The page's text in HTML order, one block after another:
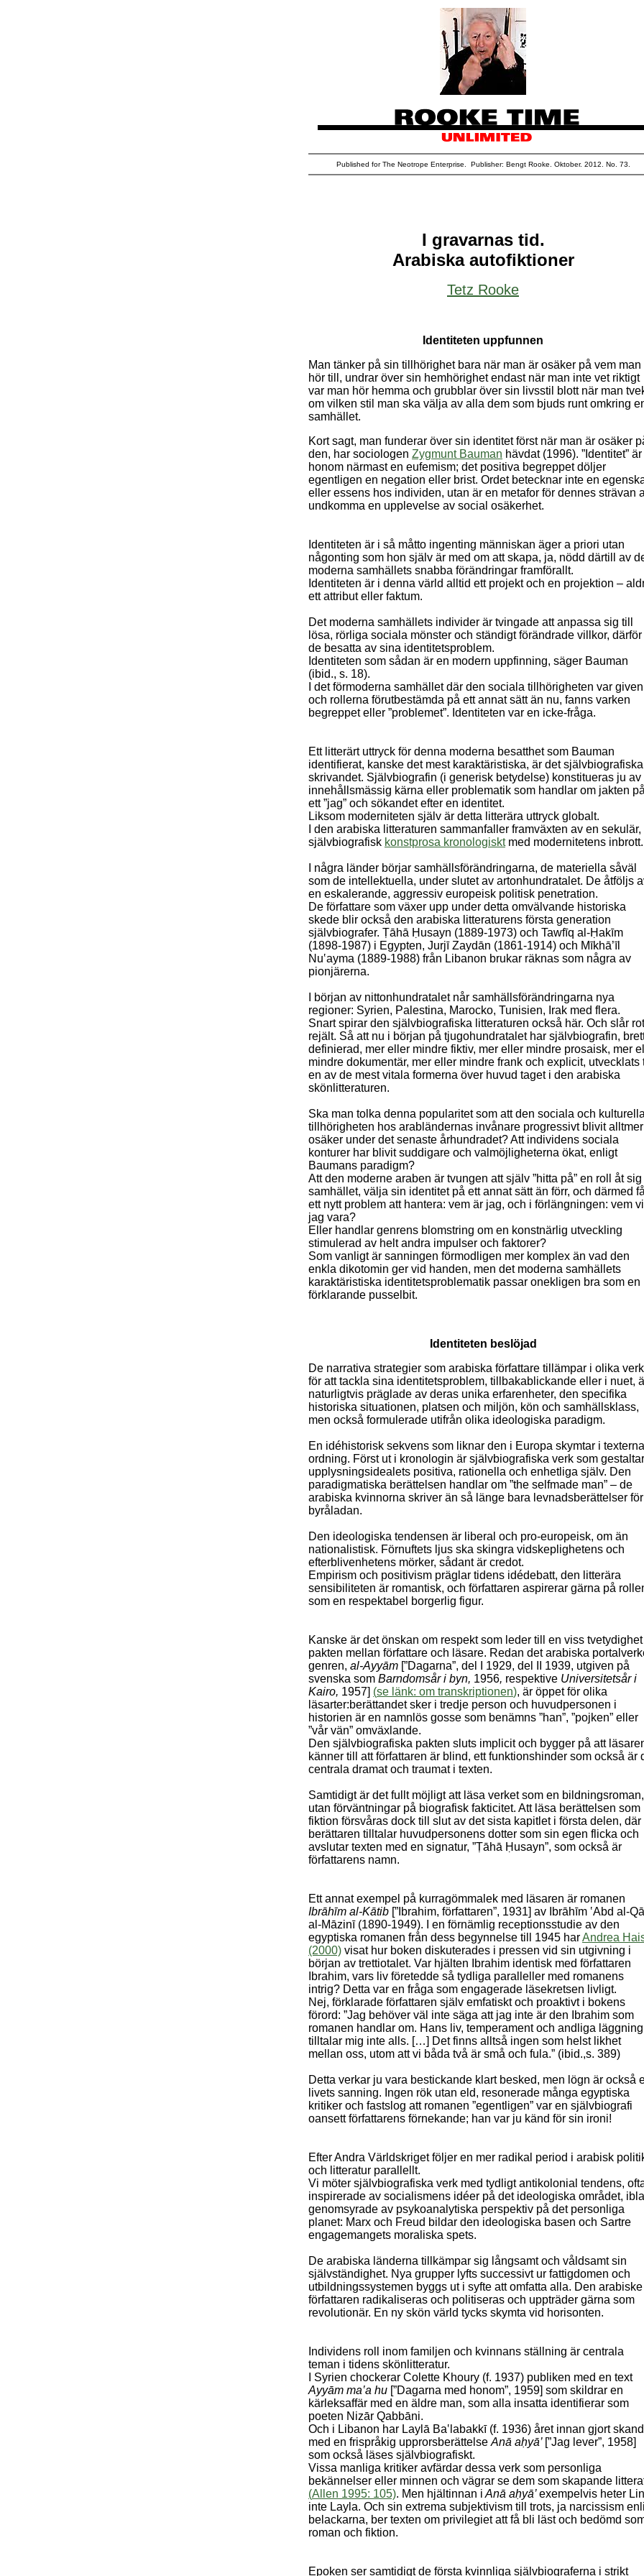
Published for The Neotrope Enterprise. Publisher: Bengt Rooke. Oktober. 2012. No. 73.
I gravarnas tid.
Arabiska autofiktioner
Tetz Rooke
Identiteten uppfunnen
Man tänker på sin tillhörighet bara när man är osäker på vem man
hör till, undrar över sin hemhörighet endast när man inte vet riktigt
var man hör hemma och grubblar över sin livsstil blott när man
om vilken stil man ska välja av alla dem som bjuds runt omkring
samhället.
Kort sagt, man funderar över sin identitet först när man är osäker
den, har sociologen Zygmunt Bauman hävdat (1996). ”Identitet”
honom närmast en eufemism; det positiva begreppet döljer
egentligen en negation eller brist. Ordet betecknar inte en
eller essens hos individen, utan är en metafor för dennes strävan
undkomma en upplevelse av social osäkerhet.
Identiteten är i så måtto ingenting människan äger a priori utan
någonting som hon själv är med om att skapa, ja, nödd därtill av
moderna samhällets snabba förändringar framförallt.
Identiteten är i denna värld alltid ett projekt och en projektion –
ett attribut eller faktum.
Det moderna samhällets individer är tvingade att anpassa sig till
lösa, rörliga sociala mönster och ständigt förändrade villkor, därför
de besatta av sina identitetsproblem.
Identiteten som sådan är en modern uppfinning, säger Bauman
(ibid., s. 18).
I det förmoderna samhället där den sociala tillhörigheten var given
och rollerna förutbestämda på ett annat sätt än nu, fanns varken
begreppet eller ”problemet”. Identiteten var en icke-fråga.
Ett litterärt uttryck för denna moderna besatthet som Bauman
identifierat, kanske det mest karaktäristiska, är det självbiografiska
skrivandet. Självbiografin (i generisk betydelse) konstitueras ju av
innehållsmässig kärna eller problematik som handlar om jakten på
ett ”jag” och sökandet efter en identitet.
Liksom moderniteten själv är detta litterära uttryck globalt.
I den arabiska litteraturen sammanfaller framväxten av en sekulär,
självbiografisk konstprosa kronologisktmed modernitetens inbrott.
I några länder börjar samhällsförändringarna, de materiella såväl
som de intellektuella, under slutet av artonhundratalet. De åtföljs
en eskalerande, aggressiv europeisk politisk penetration.
De författare som växer upp under detta omvälvande historiska
skede blir också den arabiska litteraturens första generation
självbiografer. Ṭāhā Ḥusayn (1889-1973) och Tawfīq al-Ḥakīm
(1898-1987) i Egypten, Jurjī Zaydān (1861-1914) och Mīkhā’īl
Nu‛ayma (1889-1988) från Libanon brukar räknas som några av
pionjärerna.
I början av nittonhundratalet når samhällsförändringarna nya
regioner: Syrien, Palestina, Marocko, Tunisien, Irak med flera.
Snart spirar den självbiografiska litteraturen också här. Och slår
rejält. Så att nu i början på tjugohundratalet har självbiografin,
definierad, mer eller mindre fiktiv, mer eller mindre prosaisk, mer
mindre dokumentär, mer eller mindre frank och explicit, utvecklats
en av de mest vitala formerna över huvud taget i den arabiska
skönlitteraturen.
Ska man tolka denna popularitet som att den sociala och kulturella
tillhörigheten hos arabländernas invånare progressivt blivit alltmer
osäker under det senaste århundradet? Att individens sociala
konturer har blivit suddigare och valmöjligheterna ökat, enligt
Baumans paradigm?
Att den moderne araben är tvungen att själv ”hitta på” en roll åt sig
samhället, välja sin identitet på ett annat sätt än förr, och därmed
ett nytt problem att hantera: vem är jag, och i förlängningen: vem vill
jag vara?
Eller handlar genrens blomstring om en konstnärlig utveckling
stimulerad av helt andra impulser och faktorer?
Som vanligt är sanningen förmodligen mer komplex än vad den
enkla dikotomin ger vid handen, men det moderna samhällets
karaktäristiska identitetsproblematik passar onekligen bra som en
förklarande pusselbit.
Identiteten beslöjad
De narrativa strategier som arabiska författare tillämpar i olika verk
för att tackla sina identitetsproblem, tillbakablickande eller i nuet,
naturligtvis präglade av deras unika erfarenheter, den specifika
historiska situationen, platsen och miljön, kön och samhällsklass,
men också formulerade utifrån olika ideologiska paradigm.
En idéhistorisk sekvens som liknar den i Europa skymtar i
ordning. Först ut i kronologin är självbiografiska verk som gestaltar
upplysningsidealets positiva, rationella och enhetliga själv. Den
paradigmatiska berättelsen handlar om ”the selfmade man” – de
arabiska kvinnorna skriver än så länge bara levnadsberättelser för
byråladan.
Den ideologiska tendensen är liberal och pro-europeisk, om än
nationalistisk. Förnuftets ljus ska skingra vidskeplighetens och
efterblivenhetens mörker, sådant är credot.
Empirism och positivism präglar tidens idédebatt, den litterära
sensibiliteten är romantisk, och författaren aspirerar gärna på
som en respektabel borgerlig figur.
Kanske är det önskan om respekt som leder till en viss tvetydighet
pakten mellan författare och läsare. Redan det arabiska
genren, al-Ayyām [”Dagarna”, del I 1929, del II 1939, utgiven på
svenska som Barndomsår i byn, 1956, respektive Universitetsår i
Kairo, 1957] (se länk: om transkriptionen), är öppet för olika
läsarter:berättandet sker i tredje person och huvudpersonen i
historien är en namnlös gosse som benämns ”han”, ”pojken” eller
”vår vän” omväxlande.
Den självbiografiska pakten sluts implicit och bygger på att
känner till att författaren är blind, ett funktionshinder som också är
centrala dramat och traumat i texten.
Samtidigt är det fullt möjligt att läsa verket som en bildningsroman,
utan förväntningar på biografisk fakticitet. Att läsa berättelsen som
fiktion försvåras dock till slut av det sista kapitlet i första delen, där
berättaren tilltalar huvudpersonens dotter som sin egen flicka och
avslutar texten med en signatur, ”Ṭāhā Ḥusayn”, som också är
författarens namn.
Ett annat exempel på kurragömmalek med läsaren är romanen
Ibrāhīm al-Kātib [”Ibrahim, författaren”, 1931] av Ibrāhīm ‛Abd al-
al-Māzinī (1890-1949). I en förnämlig receptionsstudie av den
egyptiska romanen från dess begynnelse till 1945 harAndrea
(2000) visat hur boken diskuterades i pressen vid sin utgivning i
början av trettiotalet. Var hjälten Ibrahim identisk med författaren
Ibrahim, vars liv företedde så tydliga paralleller med romanens
intrig? Detta var en fråga som engagerade läsekretsen livligt.
Nej, förklarade författaren själv emfatiskt och proaktivt i bokens
förord: ”Jag behöver väl inte säga att jag inte är den Ibrahim som
romanen handlar om. Hans liv, temperament och andliga läggning
tilltalar mig inte alls. […] Det finns alltså ingen som helst likhet
mellan oss, utom att vi båda två är små och fula.” (ibid.,s. 389)
Detta verkar ju vara bestickande klart besked, men lögn är också
livets sanning. Ingen rök utan eld, resonerade många egyptiska
kritiker och fastslog att romanen ”egentligen” var en självbiografi
oansett författarens förnekande; han var ju känd för sin ironi!
Efter Andra Världskriget följer en mer radikal period i arabisk
och litteratur parallellt.
Vi möter självbiografiska verk med tydligt antikolonial tendens,
inspirerade av socialismens idéer på det ideologiska området,
genomsyrade av psykoanalytiska perspektiv på det personliga
planet: Marx och Freud bildar den ideologiska basen och Sartre
engagemangets moraliska spets.
De arabiska länderna tillkämpar sig långsamt och våldsamt sin
självständighet. Nya grupper lyfts successivt ur fattigdomen och
utbildningssystemen byggs ut i syfte att omfatta alla. Den arabiske
författaren radikaliseras och politiseras och uppträder gärna som
revolutionär. En ny skön värld tycks skymta vid horisonten.
Individens roll inom familjen och kvinnans ställning är centrala
teman i tidens skönlitteratur.
I Syrien chockerar Colette Khoury (f. 1937) publiken med en text
Ayyām ma‛a hu [”Dagarna med honom”, 1959] som skildrar en
kärleksaffär med en äldre man, som alla insatta identifierar som
poeten Nizār Qabbāni.
Och i Libanon har Laylā Ba‛labakkī (f. 1936) året innan gjort
med en frispråkig upprorsberättelse Anā aḥyā’ [”Jag lever”, 1958]
som också läses självbiografiskt.
Vissa manliga kritiker avfärdar dessa verk som personliga
bekännelser eller minnen och vägrar se dem som skapande
(Allen 1995: 105). Men hjältinnan i Anā aḥyā’exempelvis heter
inte Layla. Och sin extrema subjektivism till trots, ja narcissism
belackarna, ber texten om privilegiet att få bli läst och bedömd
roman och fiktion.
Epoken ser samtidigt de första kvinnliga självbiograferna i strikt